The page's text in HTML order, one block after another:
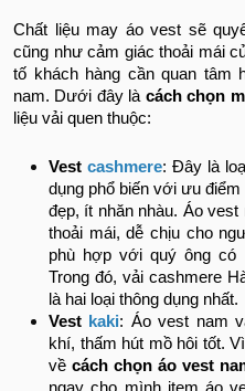
Chất liệu may áo vest sẽ
cũng như cảm giác thoải mái
tố khách hàng cần quan tâm
nam. Dưới đây là cách chọn
liệu vải quen thuộc:
Vest cashmere: Đây là
dụng phổ biến với ưu
đẹp, ít nhăn nhàu. Áo
thoải mái, dễ chịu cho
phù hợp với quý ông có
Trong đó, vải cashmere
là hai loại thông dụng nhất.
Vest kaki: Áo vest nam
khí, thấm hút mồ hôi tốt.
về cách chọn áo vest